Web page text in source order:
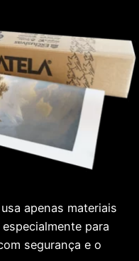
apenas materiais
para
segurança e o